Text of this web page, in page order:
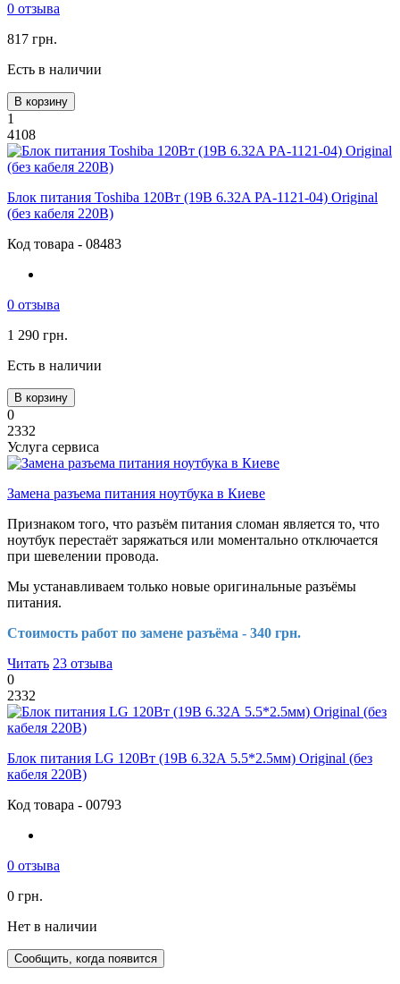
0 отзыва
817 грн.
Есть в наличии
В корзину
1
4108
Блок питания Toshiba 120Вт (19В 6.32A PA-1121-04) Original
(без кабеля 220В)
Код товара - 08483
0 отзыва
1 290 грн.
Есть в наличии
В корзину
0
2332
Услуга сервиса
Замена разъема питания ноутбука в Киеве
Признаком того, что разъём питания сломан является то, что
ноутбук перестаёт заряжаться или моментально отключается
при шевелении провода.
Мы устанавливаем только новые оригинальные разъёмы
питания.
Стоимость работ по замене разъёма - 340 грн.
Читать 23 отзыва
0
2332
Блок питания LG 120Вт (19В 6.32А 5.5*2.5мм) Original (без
кабеля 220В)
Код товара - 00793
0 отзыва
0 грн.
Нет в наличии
Сообщить, когда появится